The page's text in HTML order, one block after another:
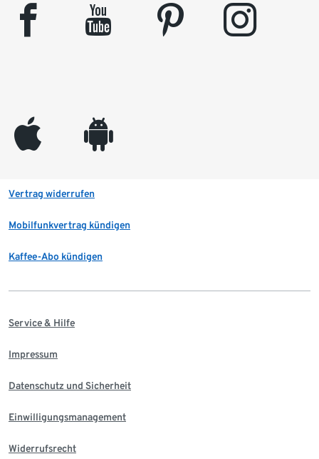
facebook youtube pinterest instagram
appleinc android
Vertrag widerrufen
Mobilfunkvertrag kündigen
Kaffee-Abo kündigen
Service & Hilfe
Impressum
Datenschutz und Sicherheit
Einwilligungsmanagement
Widerrufsrecht